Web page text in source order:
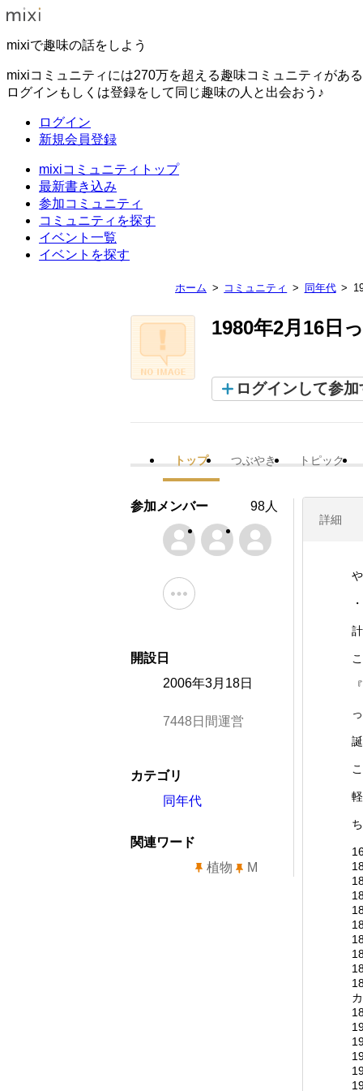
mixiで趣味の話をしよう
mixiコミュニティには270万を超える趣味コミュニティがある
ログインもしくは登録をして同じ趣味の人と出会おう♪
ログイン
新規会員登録
mixiコミュニティトップ
最新書き込み
参加コミュニティ
コミュニティを探す
イベント一覧
イベントを探す
ホーム コミュニティ 同年代
1980年2月16日
ログインして参加
トップ つぶやき トピック
詳細
カ
参加メンバー 98人
開設日
2006年3月18日
7448日間運営
カテゴリ
同年代
関連ワード
植物
M